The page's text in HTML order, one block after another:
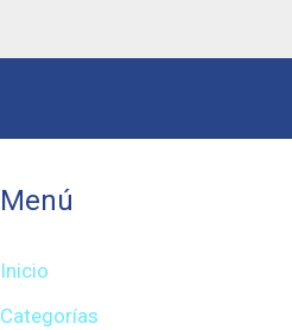
Menú
Inicio
Categorías